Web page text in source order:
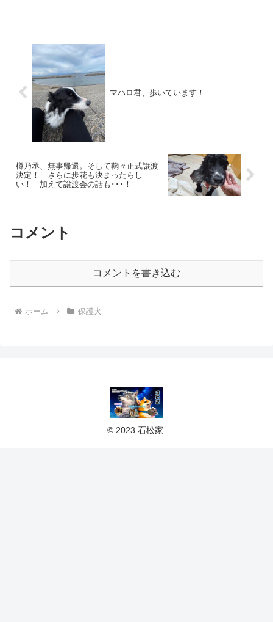
マハロ君、歩いています！
樽乃丞、無事帰還。そして鞠々正式譲渡
決定！ さらに歩花も決まったらし
い！ 加えて譲渡会の話も･･･！
コメント
コメントを書き込む
ホーム 保護犬
© 2023 石松家.